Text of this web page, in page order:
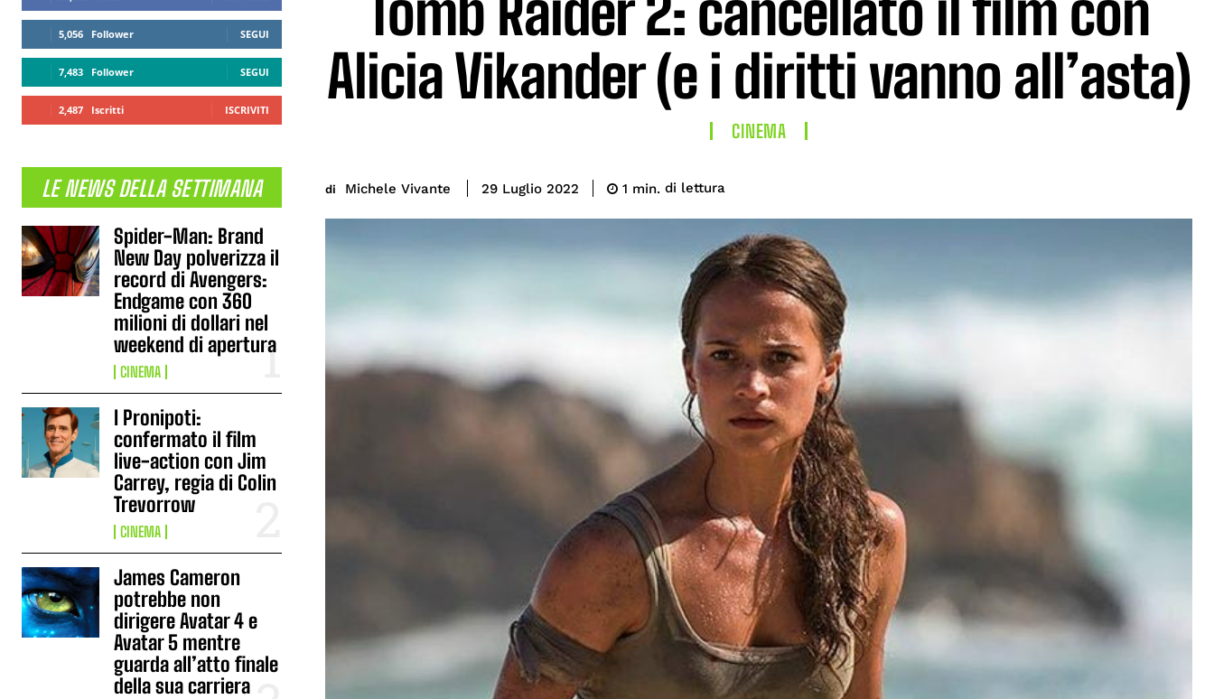
5,056 Follower SEGUI
7,483 Follower SEGUI
2,487 Iscritti ISCRIVITI
LE NEWS DELLA SETTIMANA
Spider-Man: Brand
New Day polverizza il
record di Avengers:
Endgame con 360
milioni di dollari nel
weekend di apertura
CINEMA
I Pronipoti:
confermato il film
live-action con Jim
Carrey, regia di Colin
Trevorrow
CINEMA
James Cameron
potrebbe non
dirigere Avatar 4 e
Avatar 5 mentre
guarda all’atto finale
della sua carriera
Alicia Vikander (e i diritti vanno all’asta)
CINEMA
di Michele Vivante 29 Luglio 2022 1 min. di lettura